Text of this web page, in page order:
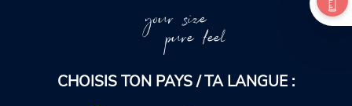
your size
pure feel
CHOISIS TON PAYS / TA LANGUE :